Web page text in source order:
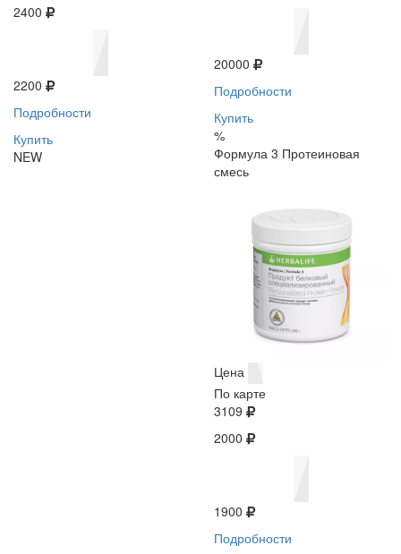
2400
2200
Подробности
Купить
NEW
20000
Подробности
Купить
%
Формула 3 Протеиновая
смесь
Цена
По карте
3109
2000
1900
Подробности